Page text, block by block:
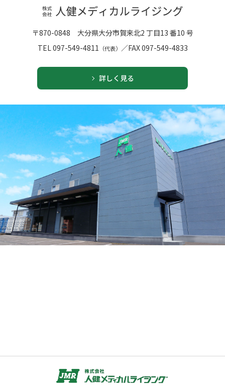
〒870-0848 大分県大分市賀来北2 丁目13 番10 号
TEL 097-549-4811 （代表） ／FAX 097-549-4833
詳しく見る